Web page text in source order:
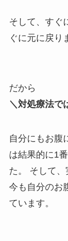
そして、すぐ
ぐに元に戻り
だから
＼対処療法で
自分にもお腹
は結果的に1
た。 そして、
今も自分のお
ています。 ⁡